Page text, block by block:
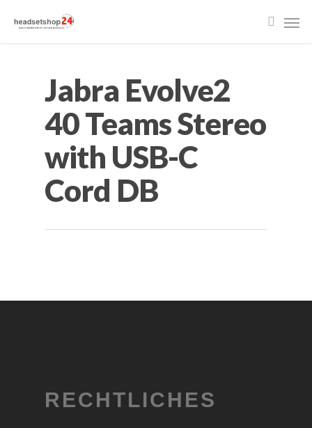
Jabra Evolve2
40 Teams Stereo
with USB-C
Cord DB
RECHTLICHES